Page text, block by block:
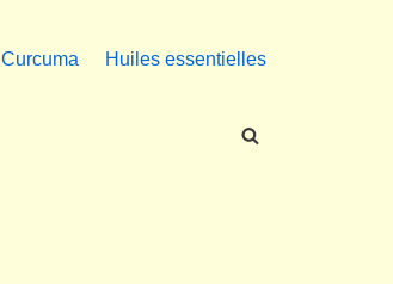
Curcuma Huiles essentielles